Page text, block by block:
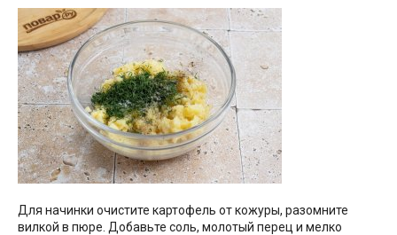
Для начинки очистите картофель от кожуры, разомните
вилкой в пюре. Добавьте соль, молотый перец и мелко